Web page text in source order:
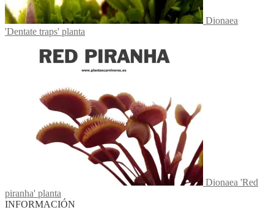
Dionaea
'Dentate traps' planta
Dionaea 'Red
piranha' planta
INFORMACIÓN